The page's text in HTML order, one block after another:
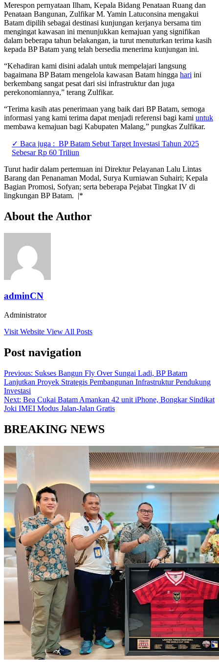
Merespon pernyataan Ilham, Kepala Bidang Penataan Ruang dan
Penataan Bangunan, Zulfikar M. Yamin Latuconsina mengakui
Batam dipilih sebagai destinasi kunjungan kerjanya bersama tim
mengingat kawasan ini menunjukkan kemajuan yang signifikan
dalam beberapa tahun belakangan, ia turut menuturkan terima kasih
kepada BP Batam yang telah bersedia menerima kunjungan ini.
“Kehadiran kami disini adalah untuk mempelajari langsung
bagaimana BP Batam mengelola kawasan Batam hingga hari ini
berkembang sangat pesat dari sisi infrastruktur dan juga
perekonomiannya,” terang Zulfikar.
“Terima kasih atas penerimaan yang baik dari BP Batam, semoga
informasi yang kami terima dapat menjadi referensi bagi kami untuk
membawa kemajuan bagi Kabupaten Malang,” pungkas Zulfikar.
✓ Baca juga : BP Batam Sebut Target Investasi Tahun 2025
Sebesar Rp 60 Triliun
Turut hadir dalam pertemuan ini Direktur Pelayanan Lalu Lintas
Barang dan Penanaman Modal, Surya Kurniawan Suhairi; Kepala
Bagian Promosi, Sofyan; serta beberapa Pejabat Tingkat IV di
lingkungan BP Batam. |*
About the Author
adminCN
Administrator
Visit Website View All Posts
Post navigation
Previous: Sukses Bangun Fly Over Sungai Ladi, BP Batam
Lanjutkan Proyek Strategis Pembangunan Infrastruktur Pendukung
Investasi
Next: Bea Cukai Batam Amankan 42 unit iPhone, Bongkar Sindikat
Joki IMEI Modus Jalan-Jalan Gratis
BREAKING NEWS